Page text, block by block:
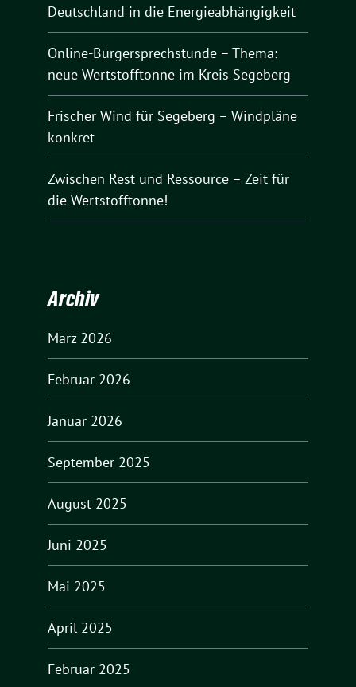
Deutschland in die Energieabhängigkeit
Online-Bürgersprechstunde – Thema:
neue Wertstofftonne im Kreis Segeberg
Frischer Wind für Segeberg – Windpläne
konkret
Zwischen Rest und Ressource – Zeit für
die Wertstofftonne!
Archiv
März 2026
Februar 2026
Januar 2026
September 2025
August 2025
Juni 2025
Mai 2025
April 2025
Februar 2025